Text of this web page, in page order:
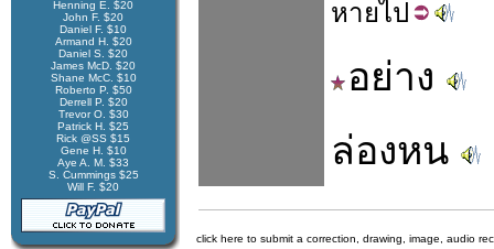
Henning E. $20
John F. $20
Daniel F. $10
Armand H. $20
Daniel S. $20
James McD. $20
Shane McC. $10
Roberto P. $50
Derrell P. $20
Trevor O. $30
Patrick H. $25
Rick @SS $15
Gene H. $10
Aye A. M. $33
S. Cummings $25
Will F. $20
หายไป
อย่าง
ล่องหน
click here to submit a correction, drawing, image, audio